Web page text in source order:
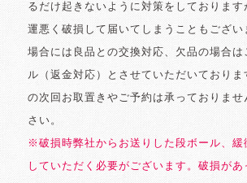
るだけ起きないように対策をしております
運悪く破損して届いてしまうこともござい
場合には良品との交換対応、欠品の場合は
ル（返金対応）とさせていただいておりま
の次回お取置きやご予約は承っておりませ
さい。
※破損時弊社からお送りした段ボール、緩
していただく必要がございます。破損が